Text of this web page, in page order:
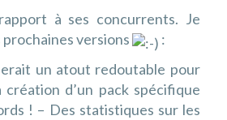
à ses concurrents. Je
versions
:
un atout redoutable pour
d’un pack spécifique
! – Des statistiques sur les